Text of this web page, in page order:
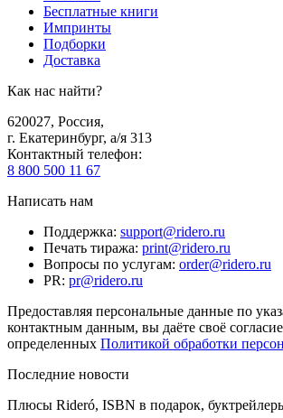
Бесплатные книги
Импринты
Подборки
Доставка
Как нас найти?
620027, Россия,
г. Екатеринбург, а/я 313
Контактный телефон:
8 800 500 11 67
Написать нам
Поддержка: support@ridero.ru
Печать тиража: print@ridero.ru
Вопросы по услугам: order@ridero.ru
PR: pr@ridero.ru
Предоставляя персональные данные по
контактным данным, вы даёте своё
определенных Политикой обработки
Последние новости
Плюсы Rideró, ISBN в подарок,